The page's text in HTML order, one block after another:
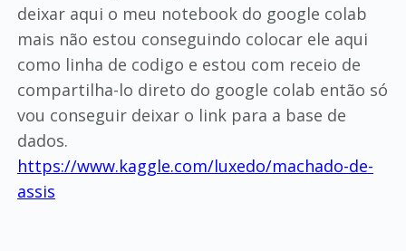
deixar aqui o meu notebook do google colab
mais não estou conseguindo colocar ele aqui
como linha de codigo e estou com receio de
compartilha-lo direto do google colab então só
vou conseguir deixar o link para a base de
dados.
https://www.kaggle.com/luxedo/machado-de-
assis